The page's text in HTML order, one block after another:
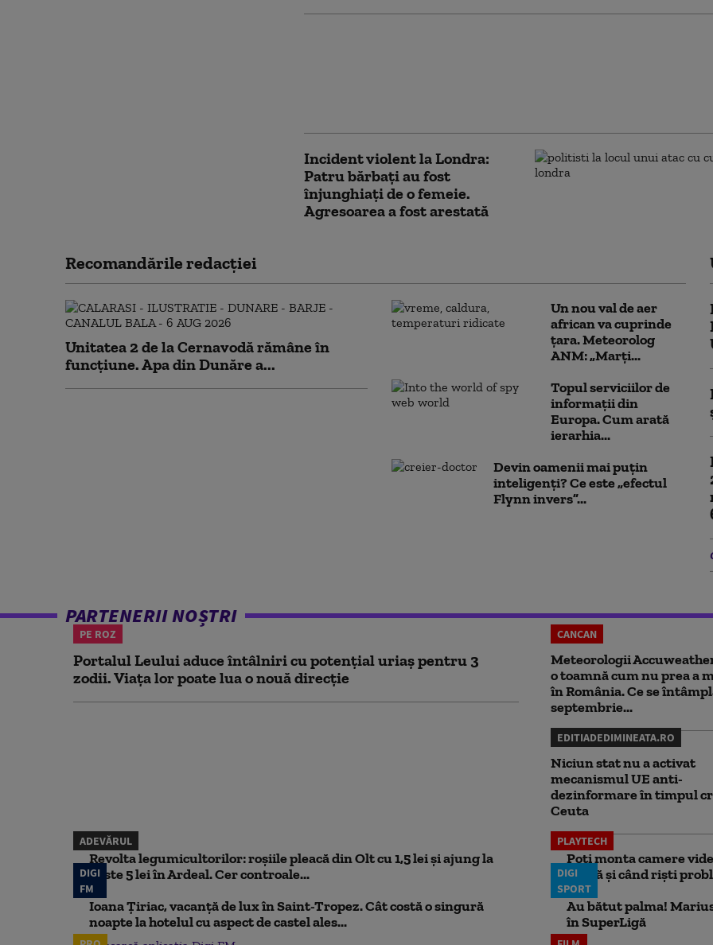
Incident violent la Londra:
Patru bărbaţi au fost
înjunghiaţi de o femeie.
Agresoarea a fost arestată
Recomandările redacţiei
Unitatea 2 de la Cernavodă rămâne în
funcțiune. Apa din Dunăre a...
Un nou val de aer
african va cuprinde
țara. Meteorolog
ANM: „Marți...
Topul serviciilor de
informații din
Europa. Cum arată
ierarhia...
Devin oamenii mai puțin
inteligenți? Ce este „efectul
Flynn invers”...
PARTENERII NOȘTRI
PE ROZ
Portalul Leului aduce întâlniri cu potențial uriaș pentru 3
zodii. Viața lor poate lua o nouă direcție
CANCAN
Meteorologii
o toamnă cum nu prea a
în România. Ce se
septembrie...
EDITIADEDIMINEATA.RO
Niciun stat nu a activat
mecanismul UE anti-
dezinformare în timpul
Ceuta
ADEVĂRUL
Revolta legumicultorilor: roșiile pleacă din Olt cu 1,5 lei și ajung la
peste 5 lei în Ardeal. Cer controale...
PLAYTECH
Poți monta camere
probă și când riști
DIGI
FM
Ioana Țiriac, vacanță de lux în Saint-Tropez. Cât costă o singură
noapte la hotelul cu aspect de castel ales...
DIGI
SPORT
Au bătut palma!
în SuperLigă